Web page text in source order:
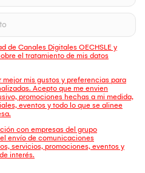
de Canales Digitales OECHSLE y
el tratamiento de mis datos
mejor mis gustos y preferencias para
Acepto que me envien
promociones hechas a mi medida,
eventos y todo lo que se alinee
con empresas del grupo
envío de comunicaciones
servicios, promociones, eventos y
interés.